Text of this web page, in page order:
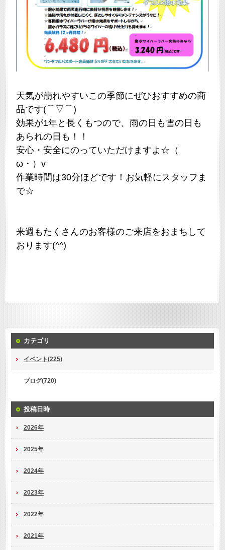
天気が崩れやすいこの季節にぜひおすすめの商
品です(⌒▽⌒)
効果が1年と長くもつので、雨の日も雪の日も
あられの日も！！
安心・安全にのっていただけますよ☆（ゝ
ω・）v
作業時間は30分ほどです！お気軽にスタッフま
で☆
来週もたくさんのお客様のご来店をおまちして
おります(^^)
カテゴリ
イベント(225)
ブログ(720)
投稿日時
2026年
2025年
2024年
2023年
2022年
2021年